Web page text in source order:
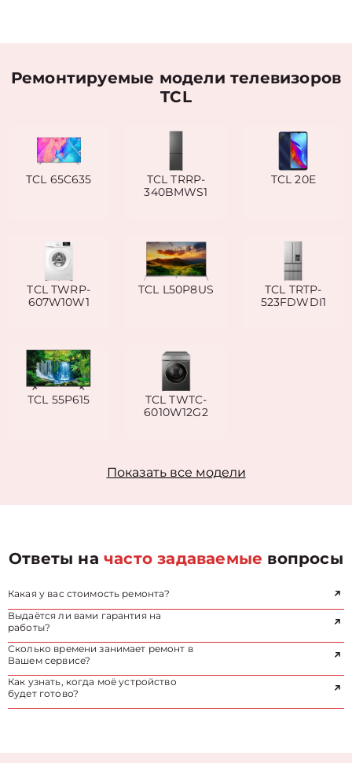
Ремонтируемые модели телевизоров
TCL
TCL 65C635
TCL TRRP-
340BMWS1
TCL 20E
TCL TWRP-
607W10W1
TCL L50P8US
TCL TRTP-
523FDWDI1
TCL 55P615
TCL TWTC-
6010W12G2
Показать все модели
Ответы начасто задаваемые вопросы
Какая у вас стоимость ремонта?
Выдаётся ли вами гарантия на
работы?
Сколько времени занимает ремонт в
Вашем сервисе?
Как узнать, когда моё устройство
будет готово?